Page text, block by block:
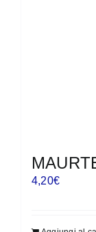
4,20€